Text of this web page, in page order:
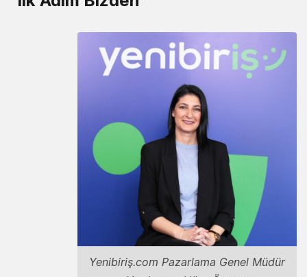
Yenibiriş.com Pazarlama Genel Müdür